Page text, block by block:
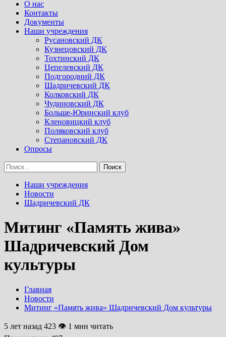
Menu
О нас
Контакты
Документы
Наши учреждения
Русановский ДК
Кузнецовский ДК
Тохтинский ДК
Цепелевский ДК
Подгородний ДК
Шадричевский ДК
Колковский ДК
Чудиновский ДК
Больше-Юринский клуб
Кленовицкий клуб
Поляковский клуб
Степановский ДК
Опросы
Найти:
Наши учреждения
Новости
Шадричевский ДК
Митинг «Память жива»
Шадричевский Дом
культуры
Главная
Новости
Митинг «Память жива» Шадричевский Дом культуры
5 лет назад 423 👁 1 мин читать